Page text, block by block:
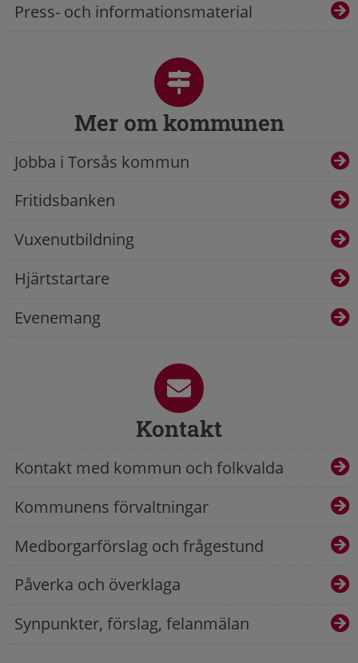
Press- och informationsmaterial
Mer om kommunen
Jobba i Torsås kommun
Fritidsbanken
Vuxenutbildning
Hjärtstartare
Evenemang
Kontakt
Kontakt med kommun och folkvalda
Kommunens förvaltningar
Medborgarförslag och frågestund
Påverka och överklaga
Synpunkter, förslag, felanmälan